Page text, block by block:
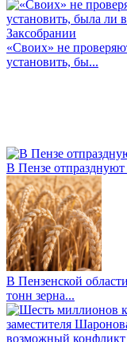
«Своих» не
установить, бы...
В Пензе
В Пензенской
тонн зерна...